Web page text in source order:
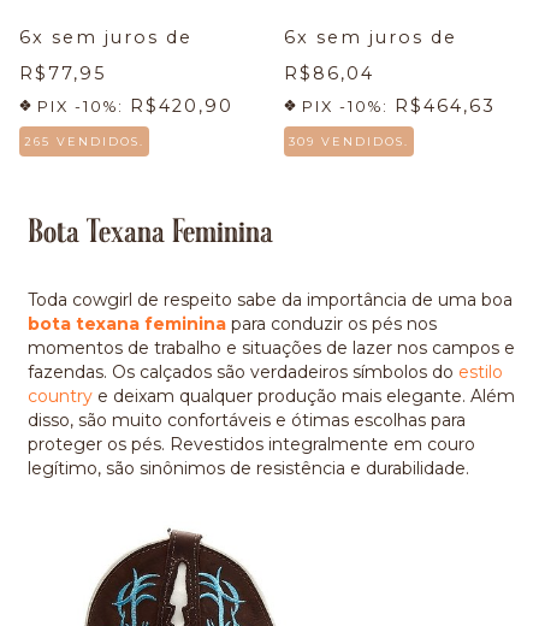
6x sem juros de
R$77,95
PIX -10%: R$420,90
265 VENDIDOS.
6x sem juros de
R$86,04
PIX -10%: R$464,63
309 VENDIDOS.
Bota Texana Feminina
Toda cowgirl de respeito sabe da importância de uma boa
bota texana feminina para conduzir os pés nos
momentos de trabalho e situações de lazer nos campos e
fazendas. Os calçados são verdadeiros símbolos do estilo
country e deixam qualquer produção mais elegante. Além
disso, são muito confortáveis e ótimas escolhas para
proteger os pés. Revestidos integralmente em couro
legítimo, são sinônimos de resistência e durabilidade.